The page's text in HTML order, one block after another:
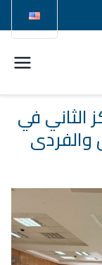
–
في
والفردي